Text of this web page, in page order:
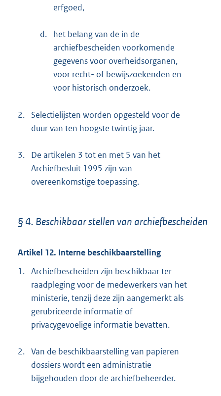
erfgoed,
d.
het belang van de in de
archiefbescheiden voorkomende
gegevens voor overheidsorganen,
voor recht- of bewijszoekenden en
voor historisch onderzoek.
2.
Selectielijsten worden opgesteld voor de
duur van ten hoogste twintig jaar.
3.
De artikelen 3 tot en met 5 van het
Archiefbesluit 1995 zijn van
overeenkomstige toepassing.
§ 4. Beschikbaar stellen van archiefbescheiden
Artikel 12. Interne beschikbaarstelling
1. Archiefbescheiden zijn beschikbaar ter
raadpleging voor de medewerkers van het
ministerie, tenzij deze zijn aangemerkt als
gerubriceerde informatie of
privacygevoelige informatie bevatten.
2. Van de beschikbaarstelling van papieren
dossiers wordt een administratie
bijgehouden door de archiefbeheerder.